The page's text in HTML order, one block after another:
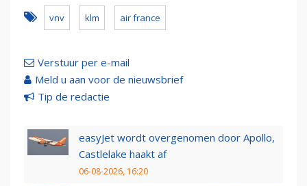
vnv klm air france
Verstuur per e-mail
Meld u aan voor de nieuwsbrief
Tip de redactie
easyJet wordt overgenomen door Apollo,
Castlelake haakt af
06-08-2026, 16:20